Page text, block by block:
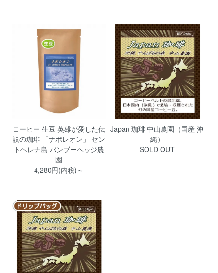
コーヒー 生豆 英雄が愛した伝
説の珈琲 「ナポレオン」 セン
トヘレナ島 バンブーヘッジ農
園
4,280円(内税)～
Japan 珈琲 中山農園（国産 沖
縄）
SOLD OUT